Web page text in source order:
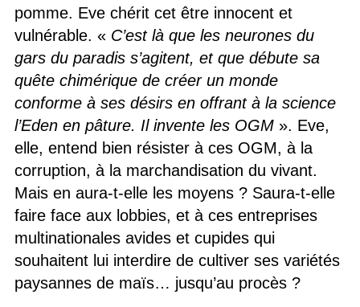
pomme. Eve chérit cet être innocent et
vulnérable. « C’est là que les neurones du
gars du paradis s’agitent, et que débute sa
quête chimérique de créer un monde
conforme à ses désirs en offrant à la science
l’Eden en pâture. Il invente les OGM». Eve,
elle, entend bien résister à ces OGM, à la
corruption, à la marchandisation du vivant.
Mais en aura-t-elle les moyens ? Saura-t-elle
faire face aux lobbies, et à ces entreprises
multinationales avides et cupides qui
souhaitent lui interdire de cultiver ses variétés
paysannes de maïs… jusqu’au procès ?